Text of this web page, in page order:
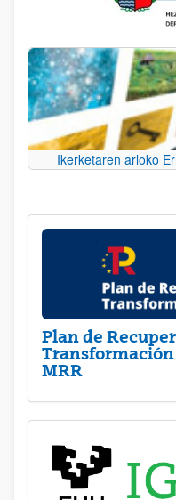
Ikerketaren arloko
Plan de
MRR